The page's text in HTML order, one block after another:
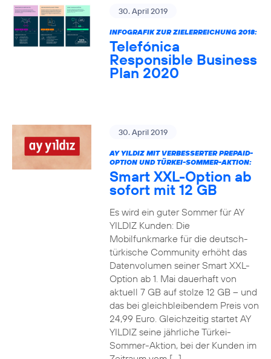
30. April 2019
INFOGRAFIK ZUR ZIELERREICHUNG 2018:
Telefónica
Responsible Business
Plan 2020
30. April 2019
AY YILDIZ MIT VERBESSERTER PREPAID-
OPTION UND TÜRKEI-SOMMER-AKTION:
Smart XXL-Option ab
sofort mit 12 GB
Es wird ein guter Sommer für AY
YILDIZ Kunden: Die
Mobilfunkmarke für die deutsch-
türkische Community erhöht das
Datenvolumen seiner Smart XXL-
Option ab 1. Mai dauerhaft von
aktuell 7 GB auf stolze 12 GB – und
das bei gleichbleibendem Preis von
24,99 Euro. Gleichzeitig startet AY
YILDIZ seine jährliche Türkei-
Sommer-Aktion, bei der Kunden im